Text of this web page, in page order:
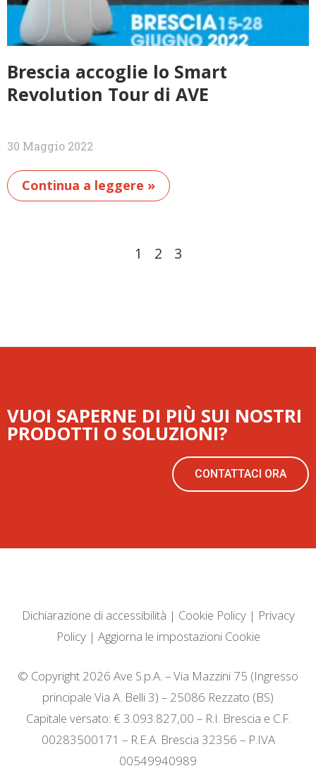
Brescia accoglie lo Smart
Revolution Tour di AVE
30 Maggio 2022
Continua a leggere »
1 2 3
VUOI SAPERNE DI PIÙ SUI NOSTRI
PRODOTTI O SOLUZIONI?
CONTATTACI ORA
Dichiarazione di accessibilità | Cookie Policy| Privacy
Policy| Aggiorna le impostazioni Cookie
© Copyright 2026 Ave S.p.A. – Via Mazzini 75 (Ingresso
principale Via A. Belli 3) – 25086 Rezzato (BS)
Capitale versato: € 3.093.827,00 – R.I. Brescia e C.F.
00283500171 – R.E.A. Brescia 32356 – P.IVA
00549940989